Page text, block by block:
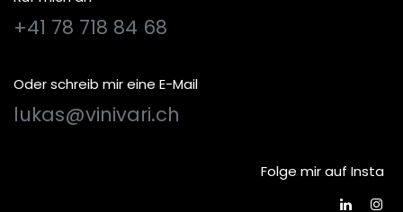
+41 78 718 84 68
Oder schreib mir eine E-Mail
lukas@vinivari.ch
Folge mir auf Insta